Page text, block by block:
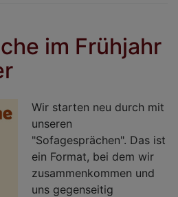
im Frühjahr
Wir starten neu durch mit
unseren
"Sofagesprächen". Das ist
ein Format, bei dem wir
zusammenkommen und
uns gegenseitig